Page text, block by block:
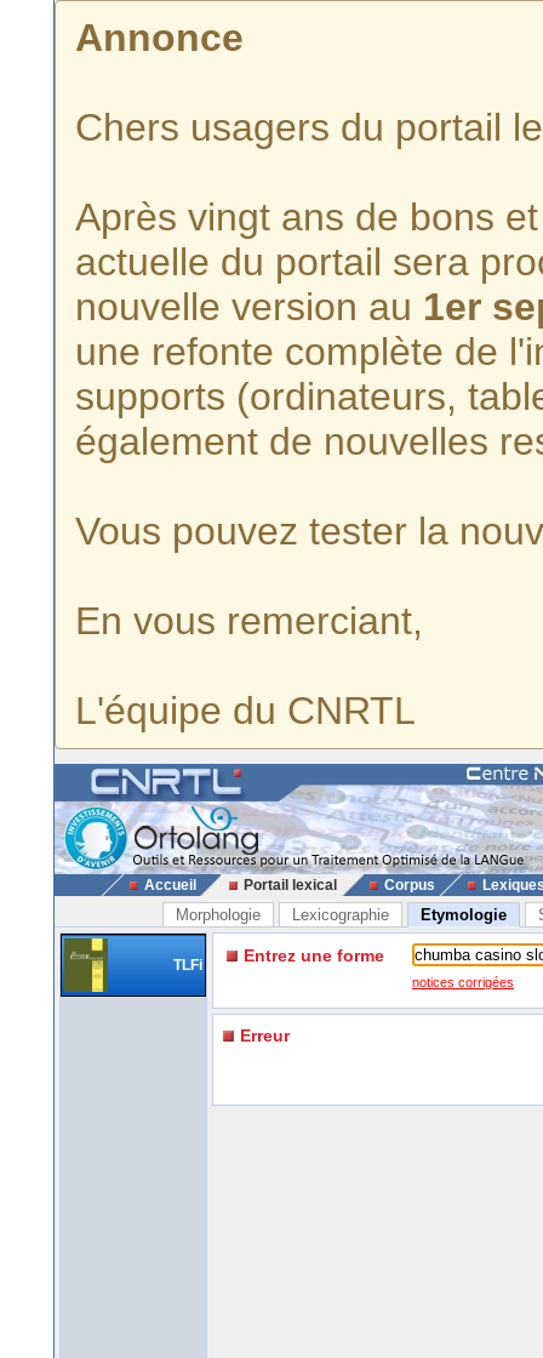
Annonce
Chers usagers du portail
Après vingt ans de bons
actuelle du portail sera
nouvelle version au 1er
une refonte complète de
supports (ordinateurs,
également de nouvelles
Vous pouvez tester la
En vous remerciant,
L'équipe du CNRTL
Accueil Portail lexical Corpus
Morphologie Lexicographie Etymologie
TLFi Entrez une forme
notices corrigées
Erreur